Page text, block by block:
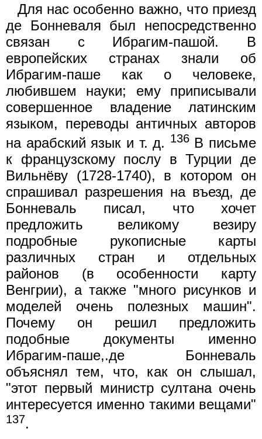
Для нас особенно важно, что приезд
де Бонневаля был непосредственно
связан с Ибрагим-пашой. В
европейских странах знали об
Ибрагим-паше как о человеке,
любившем науки; ему приписывали
совершенное владение латинским
языком, переводы античных авторов
на арабский язык и т. д. 136В письме
к французскому послу в Турции де
Вильнёву (1728-1740), в котором он
спрашивал разрешения на въезд, де
Бонневаль писал, что хочет
предложить великому везиру
подробные рукописные карты
различных стран и отдельных
районов (в особенности карту
Венгрии), а также "много рисунков и
моделей очень полезных машин".
Почему он решил предложить
подобные документы именно
Ибрагим-паше,.де Бонневаль
объяснял тем, что, как он слышал,
"этот первый министр султана очень
интересуется именно такими вещами"
137.